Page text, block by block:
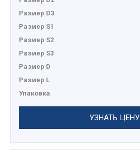
Размер D3
Размер S1
Размер S2
Размер S3
Размер D
Размер L
Упаковка
УЗНАТЬ ЦЕНУ